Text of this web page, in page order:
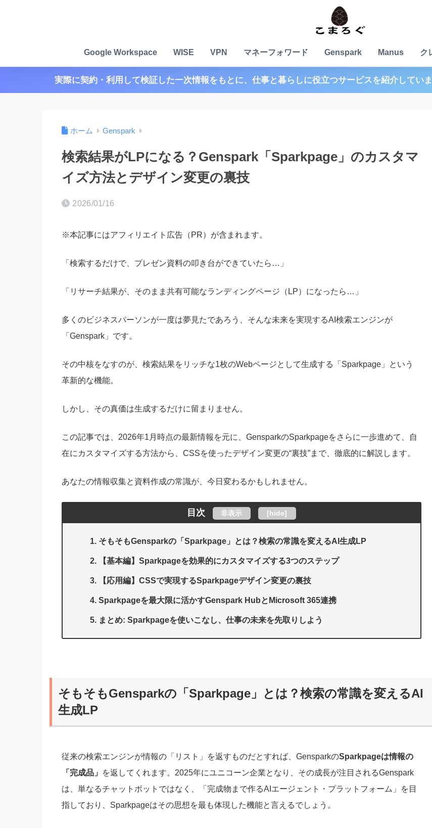
Google Workspace WISE VPN マネーフォワード Genspark Manus ク
実際に契約・利用して検証した一次情報をもとに、仕事と暮らしに役立つサービスを紹介してい
ホーム Genspark
検索結果がLPになる？Genspark「Sparkpage」のカスタマ
イズ方法とデザイン変更の裏技
2026/01/16
※本記事にはアフィリエイト広告（PR）が含まれます。
「検索するだけで、プレゼン資料の叩き台ができていたら…」
「リサーチ結果が、そのまま共有可能なランディングページ（LP）になったら…」
多くのビジネスパーソンが一度は夢見たであろう、そんな未来を実現するAI検索エンジンが
「Genspark」です。
その中核をなすのが、検索結果をリッチな1枚のWebページとして生成する「Sparkpage」という
革新的な機能。
しかし、その真価は生成するだけに留まりません。
この記事では、2026年1月時点の最新情報を元に、GensparkのSparkpageをさらに一歩進めて、自
在にカスタマイズする方法から、CSSを使ったデザイン変更の“裏技”まで、徹底的に解説します。
あなたの情報収集と資料作成の常識が、今日変わるかもしれません。
目次 非表示 [hide]
そもそもGensparkの「Sparkpage」とは？検索の常識を変えるAI生成LP
【基本編】Sparkpageを効果的にカスタマイズする3つのステップ
【応用編】CSSで実現するSparkpageデザイン変更の裏技
Sparkpageを最大限に活かすGenspark HubとMicrosoft 365連携
まとめ: Sparkpageを使いこなし、仕事の未来を先取りしよう
そもそもGensparkの「Sparkpage」とは？検索の常識を変えるAI
生成LP
従来の検索エンジンが情報の「リスト」を返すものだとすれば、GensparkのSparkpageは情報の
「完成品」
を返してくれます。2025年にユニコーン企業となり、その成長が注目されるGenspark
は、単なるチャットボットではなく、「完成物まで作るAIエージェント・プラットフォーム」を目
指しており、Sparkpageはその思想を最も体現した機能と言えるでしょう。